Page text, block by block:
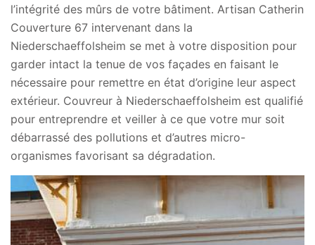
l’intégrité des mûrs de votre bâtiment. Artisan Catherin
Couverture 67 intervenant dans la
Niederschaeffolsheim se met à votre disposition pour
garder intact la tenue de vos façades en faisant le
nécessaire pour remettre en état d’origine leur aspect
extérieur. Couvreur à Niederschaeffolsheim est qualifié
pour entreprendre et veiller à ce que votre mur soit
débarrassé des pollutions et d’autres micro-
organismes favorisant sa dégradation.